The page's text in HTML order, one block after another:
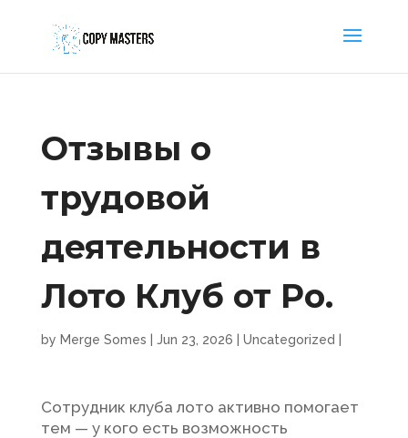
Отзывы о
трудовой
деятельности в
Лото Клуб от Po.
by Merge Somes Jun 23, 2026 Uncategorized
Сотрудник клуба лото активно помогает
тем — у кого есть возможность